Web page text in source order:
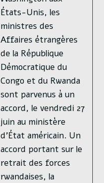
États-Unis, les
ministres des
Affaires étrangères
de la République
Démocratique du
Congo et du Rwanda
sont parvenus à un
accord, le vendredi 27
juin au ministère
d’État américain. Un
accord portant sur le
retrait des forces
rwandaises, la